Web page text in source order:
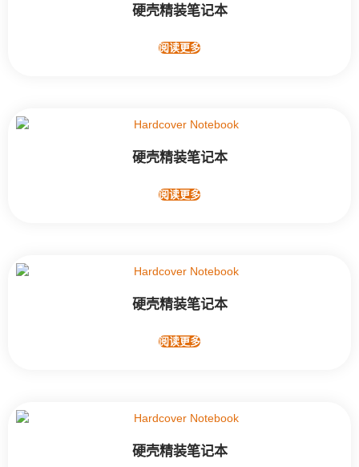
硬壳精装笔记本
阅读更多
硬壳精装笔记本
阅读更多
硬壳精装笔记本
阅读更多
硬壳精装笔记本